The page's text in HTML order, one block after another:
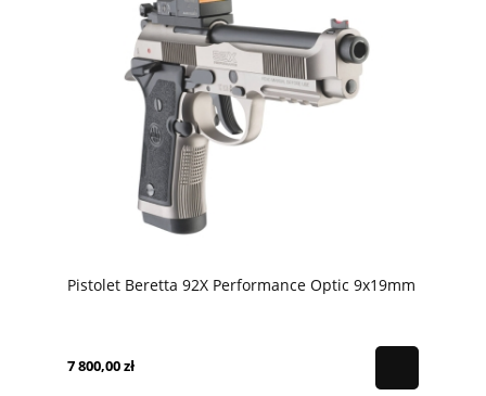
Pistolet Beretta 92X Performance Optic 9x19mm
7 800,00 zł